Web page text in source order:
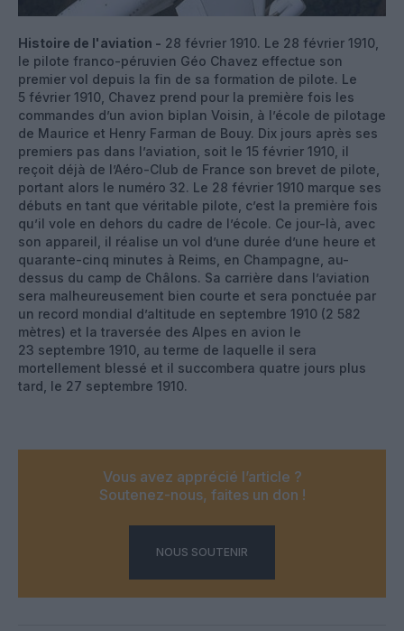
Histoire de l'aviation - 28 février 1910. Le 28 février 1910,
le pilote franco-péruvien Géo Chavez effectue son
premier vol depuis la fin de sa formation de pilote. Le
5 février 1910, Chavez prend pour la première fois les
commandes d’un avion biplan Voisin, à l’école de pilotage
de Maurice et Henry Farman de Bouy. Dix jours après ses
premiers pas dans l’aviation, soit le 15 février 1910, il
reçoit déjà de l’Aéro-Club de France son brevet de pilote,
portant alors le numéro 32. Le 28 février 1910 marque ses
débuts en tant que véritable pilote, c’est la première fois
qu’il vole en dehors du cadre de l’école. Ce jour-là, avec
son appareil, il réalise un vol d’une durée d’une heure et
quarante-cinq minutes à Reims, en Champagne, au-
dessus du camp de Châlons. Sa carrière dans l’aviation
sera malheureusement bien courte et sera ponctuée par
un record mondial d’altitude en septembre 1910 (2 582
mètres) et la traversée des Alpes en avion le
23 septembre 1910, au terme de laquelle il sera
mortellement blessé et il succombera quatre jours plus
tard, le 27 septembre 1910.
Vous avez apprécié l’article ?
Soutenez-nous, faites un don !
NOUS SOUTENIR